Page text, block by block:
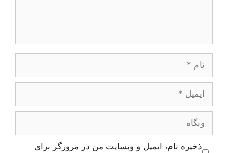
وبگاه
ذخیره نام، ایمیل و وبسایت من در مرورگر برای